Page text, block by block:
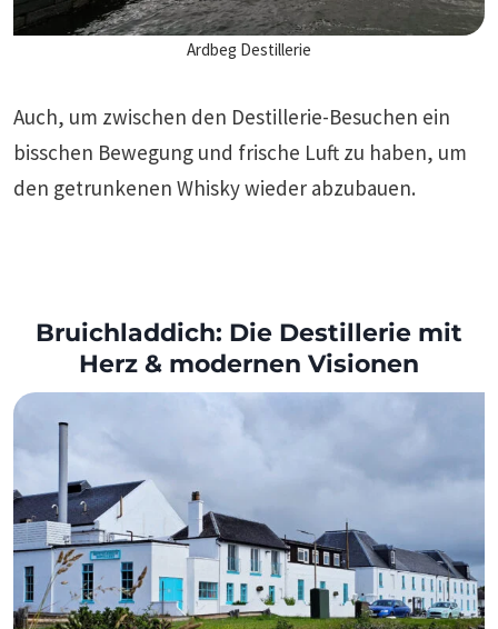
Ardbeg Destillerie
Auch, um zwischen den Destillerie-Besuchen ein
bisschen Bewegung und frische Luft zu haben, um
den getrunkenen Whisky wieder abzubauen.
Bruichladdich: Die Destillerie mit
Herz & modernen Visionen